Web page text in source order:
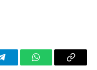
TelegramWhatsAppCopy